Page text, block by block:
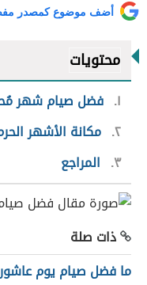
أضف موضوع كمصدر
محتويات
١ فضل صيام شهر
٢ مكانة الأشهر
٣
المراجع
ذات صلة
ما فضل صيام يوم